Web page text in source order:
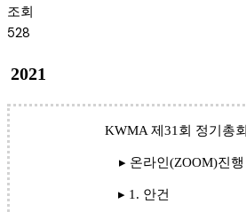
조회
528
2021
KWMA 제31회 정기총회
▸ 온라인(ZOOM)진행
▸ 1. 안건